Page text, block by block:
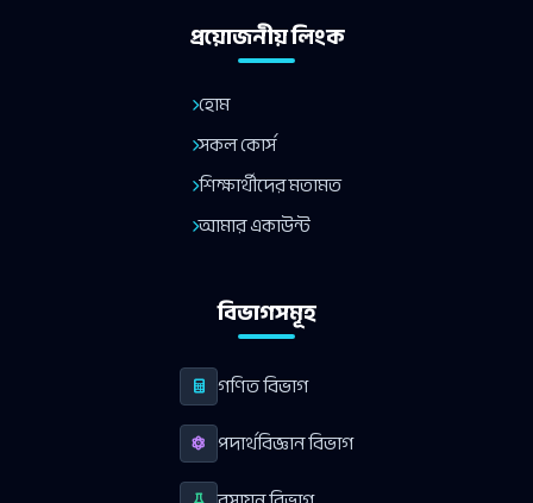
প্রয়োজনীয় লিংক
হোম
সকল কোর্স
শিক্ষার্থীদের মতামত
আমার একাউন্ট
বিভাগসমূহ
গণিত বিভাগ
পদার্থবিজ্ঞান বিভাগ